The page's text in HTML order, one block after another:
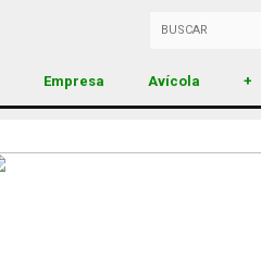
Empresa Avícola +